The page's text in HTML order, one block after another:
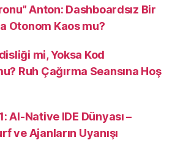
Anton: Dashboardsız Bir
Otonom Kaos mu?
mi, Yoksa Kod
Ruh Çağırma Seansına Hoş
AI-Native IDE Dünyası –
ve Ajanların Uyanışı